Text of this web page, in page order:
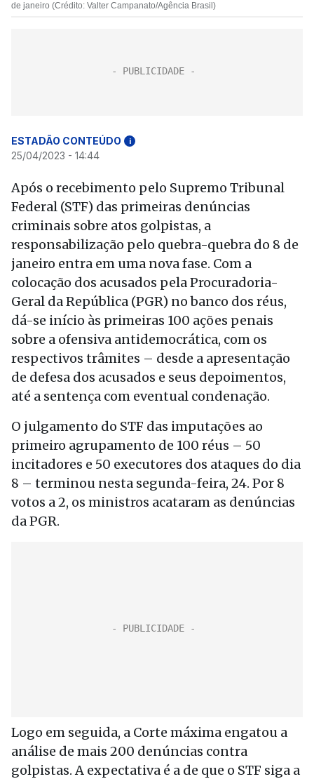
de janeiro (Crédito: Valter Campanato/Agência Brasil)
ESTADÃO CONTEÚDO i
25/04/2023 - 14:44
Após o recebimento pelo Supremo Tribunal
Federal (STF) das primeiras denúncias
criminais sobre atos golpistas, a
responsabilização pelo quebra-quebra do 8 de
janeiro entra em uma nova fase. Com a
colocação dos acusados pela Procuradoria-
Geral da República (PGR) no banco dos réus,
dá-se início às primeiras 100 ações penais
sobre a ofensiva antidemocrática, com os
respectivos trâmites – desde a apresentação
de defesa dos acusados e seus depoimentos,
até a sentença com eventual condenação.
O julgamento do STF das imputações ao
primeiro agrupamento de 100 réus – 50
incitadores e 50 executores dos ataques do dia
8 – terminou nesta segunda-feira, 24. Por 8
votos a 2, os ministros acataram as denúncias
da PGR.
Logo em seguida, a Corte máxima engatou a
análise de mais 200 denúncias contra
golpistas. A expectativa é a de que o STF siga a